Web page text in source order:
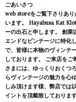
ごあいさつ
web storeをご覧下さりあり
います。 Hayabusa Kat
ーの出石と申します。 創業
エンドなビンテージに特化
で、皆様に本物のヴィンテ
しております。 ご来店をご
さまには、ゆっくりおくつ
らヴィンテージの魅力を心
しみ頂けます様、弊店では
イントを頂戴致しておりま